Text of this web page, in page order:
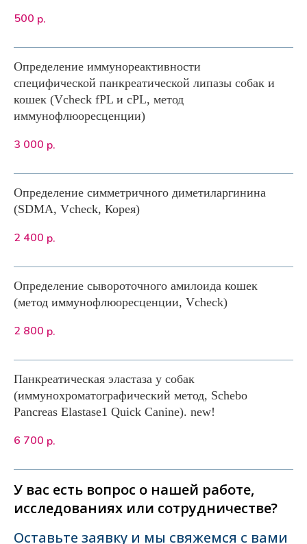
500 р.
Определение иммунореактивности
специфической панкреатической липазы собак и
кошек (Vcheck fPL и cPL, метод
иммунофлюоресценции)
3 000 р.
Определение симметричного диметиларгинина
(SDMA, Vcheck, Корея)
2 400 р.
Определение сывороточного амилоида кошек
(метод иммунофлюоресценции, Vcheck)
2 800 р.
Панкреатическая эластаза у собак
(иммунохроматографический метод, Schebo
Pancreas Elastase1 Quick Canine). new!
6 700 р.
У вас есть вопрос о нашей работе,
исследованиях или сотрудничестве?
Оставьте заявку и мы свяжемся с вами